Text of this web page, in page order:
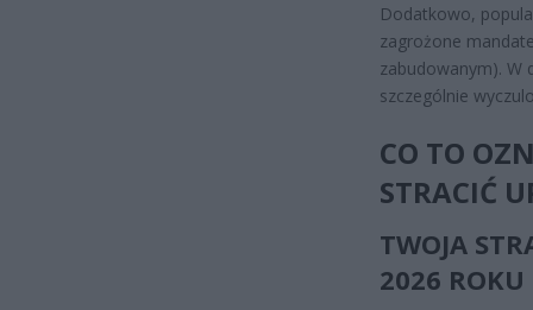
Dodatkowo,
zagrożone
zabudowanym). W
szczególnie
CO TO
STRACIĆ
TWOJA
2026 ROKU